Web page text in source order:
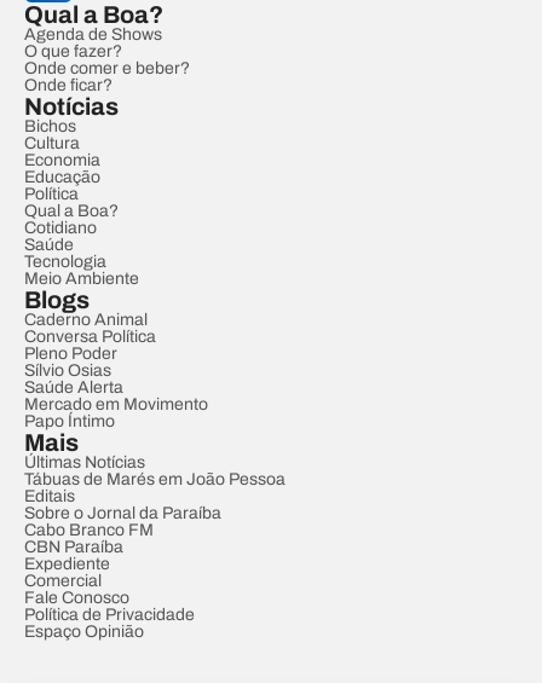
Qual a Boa?
Agenda de Shows
O que fazer?
Onde comer e beber?
Onde ficar?
Notícias
Bichos
Cultura
Economia
Educação
Política
Qual a Boa?
Cotidiano
Saúde
Tecnologia
Meio Ambiente
Blogs
Caderno Animal
Conversa Política
Pleno Poder
Sílvio Osias
Saúde Alerta
Mercado em Movimento
Papo Íntimo
Mais
Últimas Notícias
Tábuas de Marés em João Pessoa
Editais
Sobre o Jornal da Paraíba
Cabo Branco FM
CBN Paraíba
Expediente
Comercial
Fale Conosco
Política de Privacidade
Espaço Opinião